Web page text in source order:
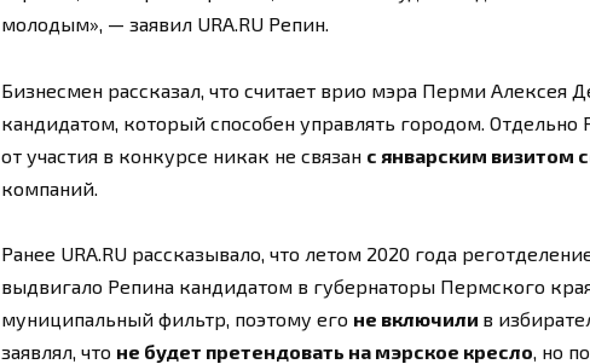
молодым», — заявил URA.RU Репин.
Бизнесмен рассказал, что считает врио мэра Перми Алексея
кандидатом, который способен управлять городом. Отдельно
от участия в конкурсе никак не связан с январским визитом
компаний.
Ранее URA.RU рассказывало, что летом 2020 года
выдвигало Репина кандидатом в губернаторы Пермского
муниципальный фильтр, поэтому его не включили в
заявлял, что не будет претендовать на мэрское кресло , но